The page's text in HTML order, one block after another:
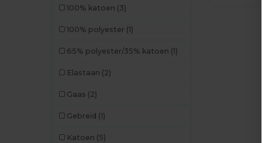
100% katoen (3)
100% polyester (1)
65% polyester/35% katoen (1)
Elastaan (2)
Gaas (2)
Gebreid (1)
Katoen (5)